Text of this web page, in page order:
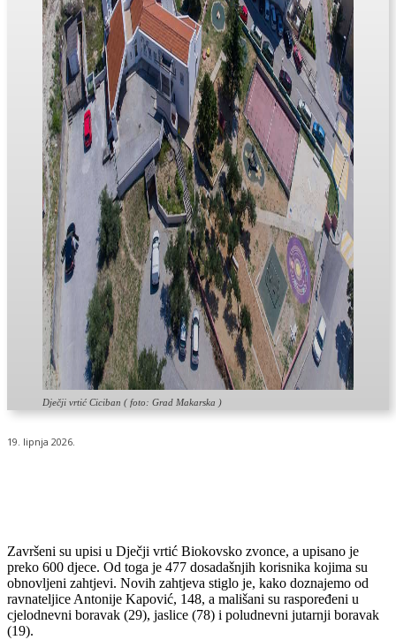
Dječji vrtić Ciciban ( foto: Grad Makarska )
19. lipnja 2026.
Završeni su upisi u Dječji vrtić Biokovsko zvonce, a upisano je
preko 600 djece. Od toga je 477 dosadašnjih korisnika kojima su
obnovljeni zahtjevi. Novih zahtjeva stiglo je, kako doznajemo od
ravnateljice Antonije Kapović, 148, a mališani su raspoređeni u
cjelodnevni boravak (29), jaslice (78) i poludnevni jutarnji boravak
(19).